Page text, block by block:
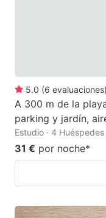
5.0 (6 evaluaciones)
A 300 m de la
parking y jardín,
Estudio · 4
31 € por noche*